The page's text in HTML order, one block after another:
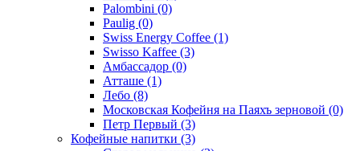
Palombini (0)
Paulig (0)
Swiss Energy Coffee (1)
Swisso Kaffee (3)
Амбассадор (0)
Атташе (1)
Лебо (8)
Московская Кофейня на Паяхъ зерновой (0)
Петр Первый (3)
Кофейные напитки (3)